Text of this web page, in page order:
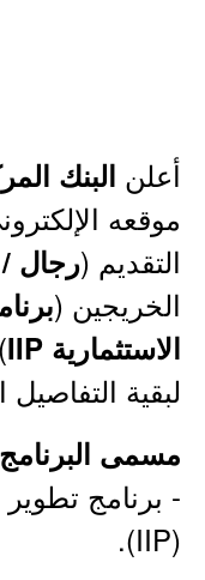
أعلن البنك
موقعه
التقديم (رجال
الخريجين (
الاستثمارية IIP
لبقية
مسمى
- برنامج تطوير
(IIP).